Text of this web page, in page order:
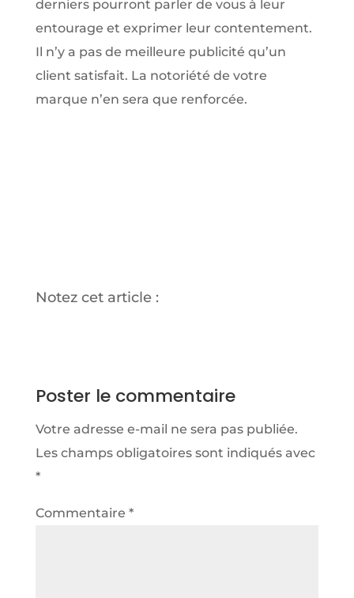
derniers pourront parler de vous à leur
entourage et exprimer leur contentement.
Il n’y a pas de meilleure publicité qu’un
client satisfait. La notoriété de votre
marque n’en sera que renforcée.
Notez cet article :
Poster le commentaire
Votre adresse e-mail ne sera pas publiée.
Les champs obligatoires sont indiqués avec
*
Commentaire *